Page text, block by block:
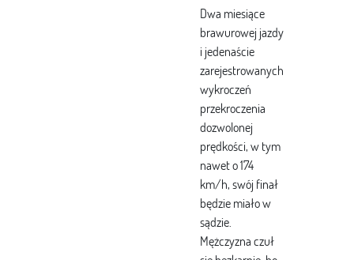
Dwa miesiące
brawurowej jazdy
i jedenaście
zarejestrowanych
wykroczeń
przekroczenia
dozwolonej
prędkości, w tym
nawet o 174
km/h, swój finał
będzie miało w
sądzie.
Mężczyzna czuł